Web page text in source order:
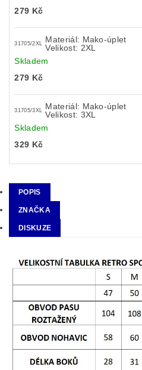
279 Kč
31705/2XL Materiál: Mako-úplet
Velikost: 2XL
Skladem
279 Kč
31705/3XL Materiál: Mako-úplet
Velikost: 3XL
Skladem
329 Kč
POPIS
ZNAČKA
DISKUZE